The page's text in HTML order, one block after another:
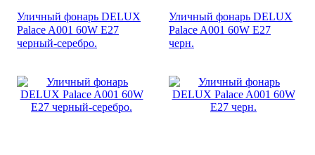
Уличный фонарь DELUX
Palace A001 60W E27
черный-серебро.
Уличный фонарь DELUX
Palace A001 60W E27
черн.